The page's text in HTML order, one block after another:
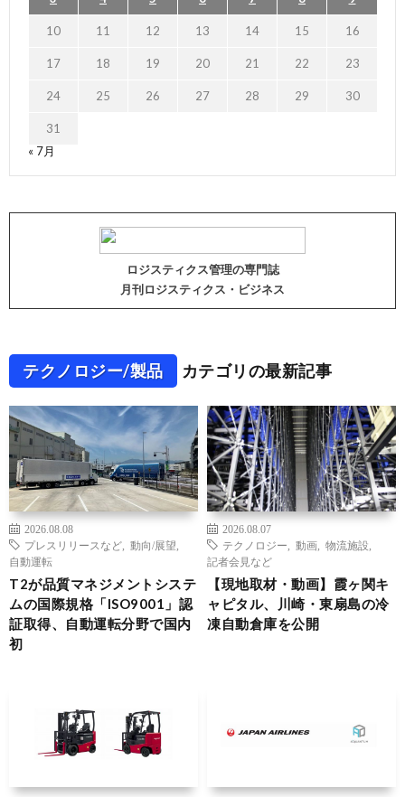
10 11 12 13 14 15 16
17 18 19 20 21 22 23
24 25 26 27 28 29 30
31
« 7月
ロジスティクス管理の専門誌
月刊ロジスティクス・ビジネス
テクノロジー/製品 カテゴリの最新記事
2026.08.08
プレスリリースなど
動向/展望
自動運転
T2が品質マネジメントシステ
ムの国際規格「ISO9001」認
証取得、自動運転分野で国内
初
2026.08.07
テクノロジー
動画 物流施設
記者会見など
【現地取材・動画】霞ヶ関キ
ャピタル、川崎・東扇島の冷
凍自動倉庫を公開